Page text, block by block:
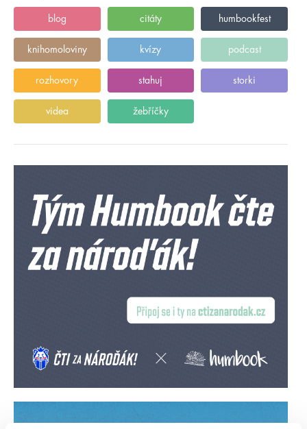
blog citáty humbookfest
knihomoloviny kvízy podcast
rozhovory stahuj storki
videa žebříčky